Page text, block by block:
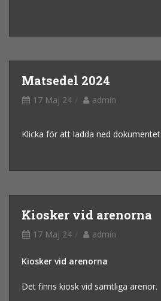
Matsedel 2024
17 Maj 24 admin
Klicka för att ladda ned dokumentet
Kiosker vid arenorna
17 Maj 24 admin
Kiosker vid arenorna
Det finns kiosk vid samtliga arenor.